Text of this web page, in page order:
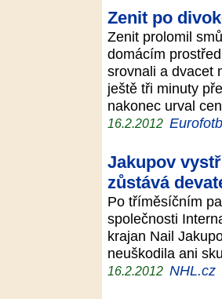
Zenit po
Zenit prolomil
domácím
srovnali a dvacet
ještě tři minuty
nakonec urval
16.2.2012
Jakupov
zůstává
Po tříměsíčním
společnosti
krajan Nail
neuškodila ani
16.2.2012 NHL.cz